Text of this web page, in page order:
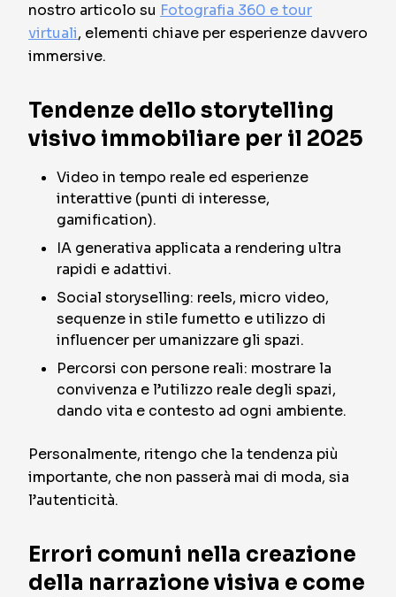
nostro articolo su Fotografia 360 e tour
virtuali, elementi chiave per esperienze davvero
immersive.
Tendenze dello storytelling
visivo immobiliare per il 2025
Video in tempo reale ed esperienze
interattive (punti di interesse,
gamification).
IA generativa applicata a rendering ultra
rapidi e adattivi.
Social storyselling: reels, micro video,
sequenze in stile fumetto e utilizzo di
influencer per umanizzare gli spazi.
Percorsi con persone reali: mostrare la
convivenza e l’utilizzo reale degli spazi,
dando vita e contesto ad ogni ambiente.
Personalmente, ritengo che la tendenza più
importante, che non passerà mai di moda, sia
l’autenticità.
Errori comuni nella creazione
della narrazione visiva e come